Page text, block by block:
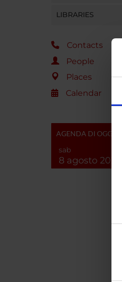
LIBRARIES
Contacts
People
Places
Calendar
AGENDA DI OGGI
sab
8 agosto 2026